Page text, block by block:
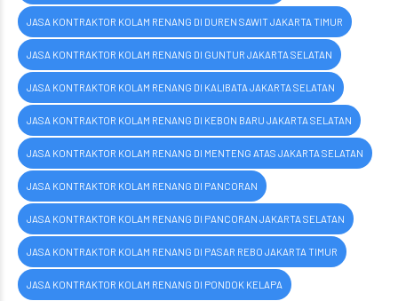
JASA KONTRAKTOR KOLAM RENANG DI DUREN SAWIT JAKARTA TIMUR
JASA KONTRAKTOR KOLAM RENANG DI GUNTUR JAKARTA SELATAN
JASA KONTRAKTOR KOLAM RENANG DI KALIBATA JAKARTA SELATAN
JASA KONTRAKTOR KOLAM RENANG DI KEBON BARU JAKARTA SELATAN
JASA KONTRAKTOR KOLAM RENANG DI MENTENG ATAS JAKARTA SELATAN
JASA KONTRAKTOR KOLAM RENANG DI PANCORAN
JASA KONTRAKTOR KOLAM RENANG DI PANCORAN JAKARTA SELATAN
JASA KONTRAKTOR KOLAM RENANG DI PASAR REBO JAKARTA TIMUR
JASA KONTRAKTOR KOLAM RENANG DI PONDOK KELAPA